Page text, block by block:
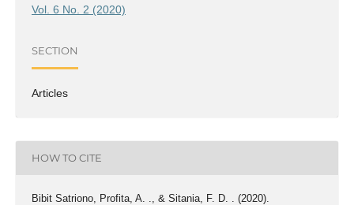
Vol. 6 No. 2 (2020)
SECTION
Articles
HOW TO CITE
Bibit Satriono, Profita, A. ., & Sitania, F. D. . (2020).